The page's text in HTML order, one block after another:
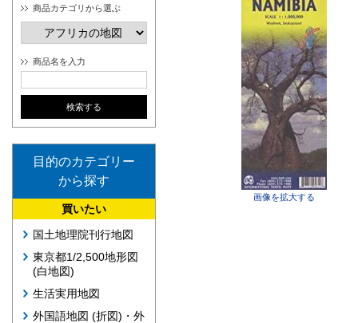
商品カテゴリから選ぶ
商品名を入力
目的のカテゴリー
から探す
買いたい
国土地理院刊行地図
東京都1/2,500地形図
(白地図)
生活実用地図
外国語地図 (折図)・外
画像を拡大する